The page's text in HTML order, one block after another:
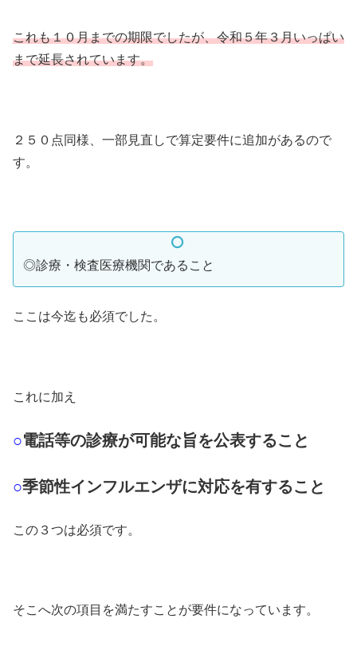
これも１０月までの期限でしたが、令和５年３月いっぱい
まで延長されています。
２５０点同様、一部見直しで算定要件に追加があるので
す。
◎診療・検査医療機関であること
ここは今迄も必須でした。
これに加え
○電話等の診療が可能な旨を公表すること
○季節性インフルエンザに対応を有すること
この３つは必須です。
そこへ次の項目を満たすことが要件になっています。